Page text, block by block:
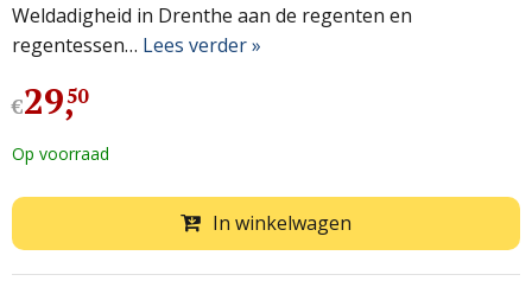
Weldadigheid in Drenthe aan de regenten en
regentessen… Lees verder »
€29,
50
Op voorraad
In winkelwagen